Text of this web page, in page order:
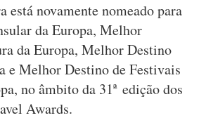
está novamente nomeado para
da Europa, Melhor
da Europa, Melhor Destino
e Melhor Destino de Festivais
no âmbito da 31ª edição dos
Awards.